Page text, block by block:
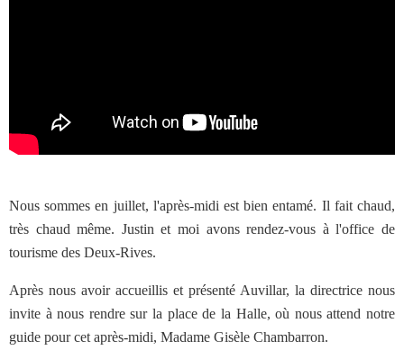
Nous sommes en juillet, l'après-midi est bien entamé. Il fait chaud,
très chaud même. Justin et moi avons rendez-vous à l'office de
tourisme des Deux-Rives.
Après nous avoir accueillis et présenté Auvillar, la directrice nous
invite à nous rendre sur la place de la Halle, où nous attend notre
guide pour cet après-midi, Madame Gisèle Chambarron.